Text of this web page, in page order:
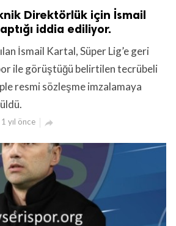
Direktörlük için İsmail
iddia ediliyor.
İsmail Kartal, Süper Lig’e geri
ile görüştüğü belirtilen tecrübeli
resmi sözleşme imzalamaya
1 yıl önce 